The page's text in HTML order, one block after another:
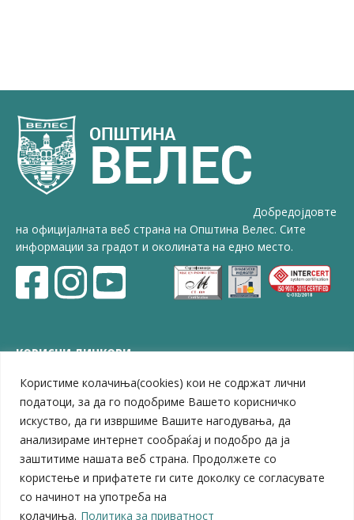
Користиме колачиња(cookies) кои не содржат лични
податоци, за да го подобриме Вашето корисничко
искуство, да ги извршиме Вашите нагодувања, да
анализираме интернет сообраќај и подобро да ја
заштитиме нашата веб страна. Продолжете со
користење и прифатете ги сите доколку се согласувате
со начинот на употреба на
колачиња. Политика за приватност
Добредојдовте
на официјалната веб страна на Општина Велес. Сите
информации за градот и околината на едно место.
КОРИСНИ ЛИНКОВИ
ЗЕЛС – Заедница на единиците на локална самоуправа
Центар за развој на Вардарски плански регион
Јавно комунално претпријатие „Дервен“
ЈПССО „Парк – спорт и паркинзи“
ЛБ „Гоце Делчев“
ЛУ „Народен Музеј“
Влада на Република Северна Македонија
Собрание на Република Северна Македонија